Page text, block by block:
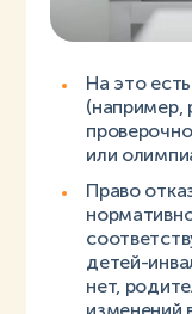
На это
(например,
или
Право
детей-
нет,